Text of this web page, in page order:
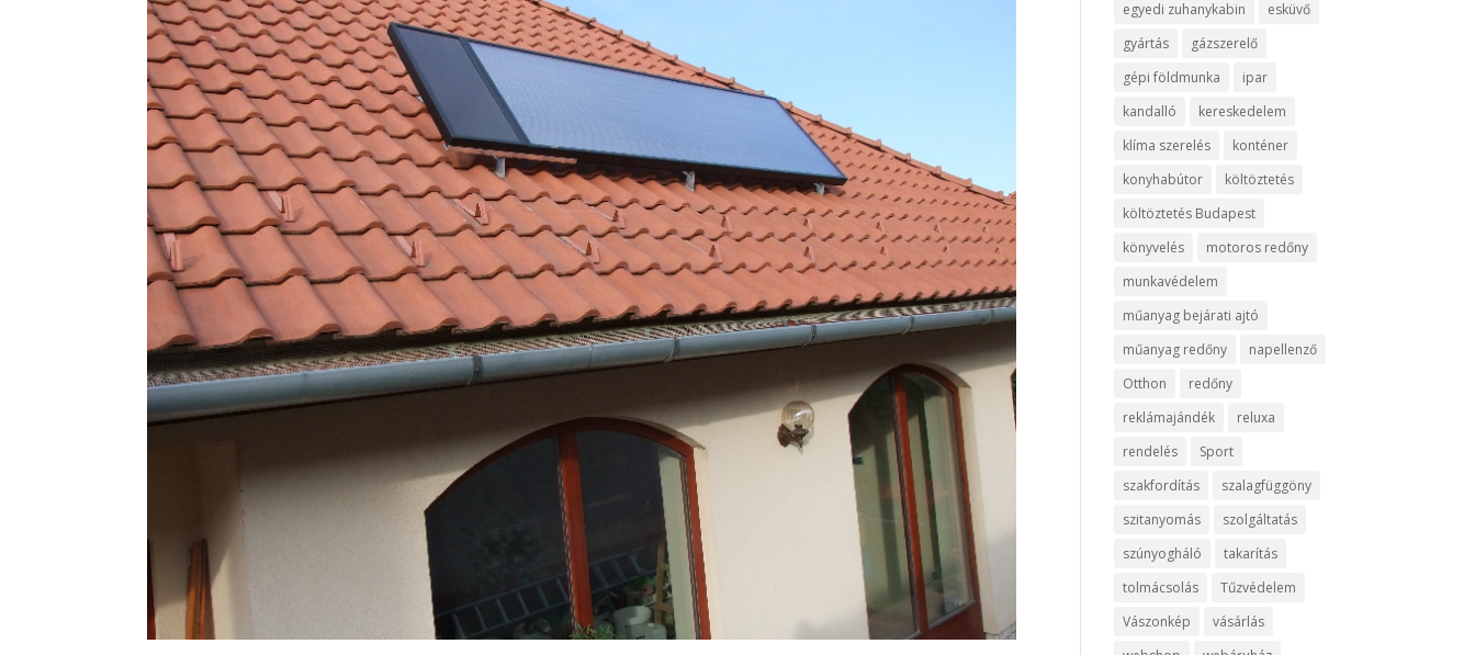
egyedi zuhanykabin
esküvő
gyártás
gázszerelő
gépi földmunka
ipar
kandalló
kereskedelem
klíma szerelés
konténer
konyhabútor
költöztetés
költöztetés Budapest
könyvelés
motoros redőny
munkavédelem
műanyag bejárati ajtó
műanyag redőny
napellenző
Otthon
redőny
reklámajándék
reluxa
rendelés
Sport
szakfordítás
szalagfüggöny
szitanyomás
szolgáltatás
szúnyogháló
takarítás
tolmácsolás
Tűzvédelem
Vászonkép
vásárlás